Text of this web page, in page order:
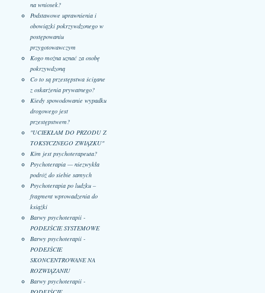
na wniosek?
Podstawowe uprawnienia i
obowiązki pokrzywdzonego w
postępowaniu
przygotowawczym
Kogo można uznać za osobę
pokrzywdzoną
Co to są przestępstwa ścigane
z oskarżenia prywatnego?
Kiedy spowodowanie wypadku
drogowego jest
przestępstwem?
"UCIEKŁAM DO PRZODU Z
TOKSYCZNEGO ZWIĄZKU"
Kim jest psychoterapeuta?
Psychoterapia — niezwykła
podróż do siebie samych
Psychoterapia po ludzku –
fragment wprowadzenia do
książki
Barwy psychoterapii -
PODEJŚCIE SYSTEMOWE
Barwy psychoterapii -
PODEJŚCIE
SKONCENTROWANE NA
ROZWIĄZANIU
Barwy psychoterapii -